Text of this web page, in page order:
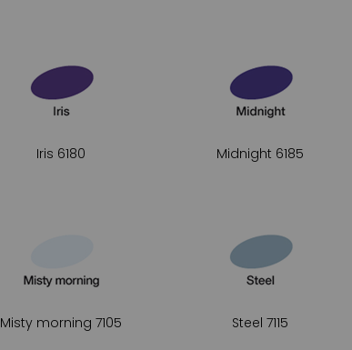
Iris 6180 Midnight 6185
Misty morning 7105 Steel 7115